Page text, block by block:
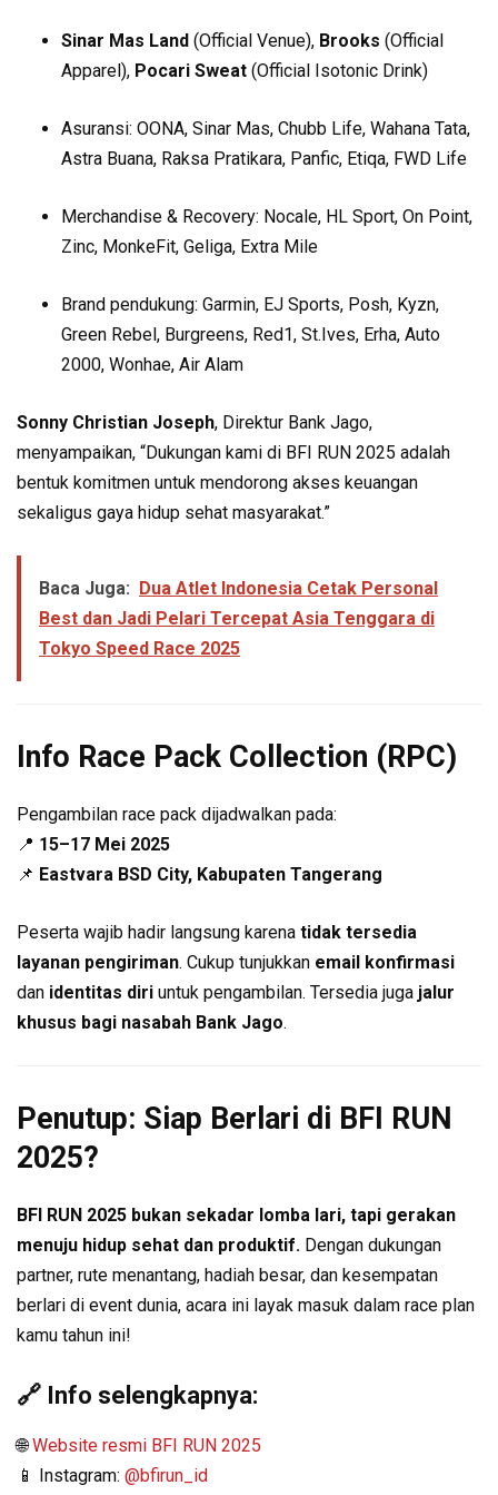
Sinar Mas Land (Official Venue), Brooks (Official
Apparel), Pocari Sweat (Official Isotonic Drink)
Asuransi: OONA, Sinar Mas, Chubb Life, Wahana Tata,
Astra Buana, Raksa Pratikara, Panfic, Etiqa, FWD Life
Merchandise & Recovery: Nocale, HL Sport, On Point,
Zinc, MonkeFit, Geliga, Extra Mile
Brand pendukung: Garmin, EJ Sports, Posh, Kyzn,
Green Rebel, Burgreens, Red1, St.Ives, Erha, Auto
2000, Wonhae, Air Alam
Sonny Christian Joseph, Direktur Bank Jago,
menyampaikan, “Dukungan kami di BFI RUN 2025 adalah
bentuk komitmen untuk mendorong akses keuangan
sekaligus gaya hidup sehat masyarakat.”
Baca Juga: Dua Atlet Indonesia Cetak Personal
Best dan Jadi Pelari Tercepat Asia Tenggara di
Tokyo Speed Race 2025
Info Race Pack Collection (RPC)
Pengambilan race pack dijadwalkan pada:
📍 15–17 Mei 2025
📌 Eastvara BSD City, Kabupaten Tangerang
Peserta wajib hadir langsung karena tidak tersedia
layanan pengiriman. Cukup tunjukkan email konfirmasi
dan identitas diri untuk pengambilan. Tersedia juga jalur
khusus bagi nasabah Bank Jago.
Penutup: Siap Berlari di BFI RUN
2025?
BFI RUN 2025 bukan sekadar lomba lari, tapi gerakan
menuju hidup sehat dan produktif. Dengan dukungan
partner, rute menantang, hadiah besar, dan kesempatan
berlari di event dunia, acara ini layak masuk dalam race plan
kamu tahun ini!
🔗 Info selengkapnya:
🌐Website resmi BFI RUN 2025
📱 Instagram: @bfirun_id